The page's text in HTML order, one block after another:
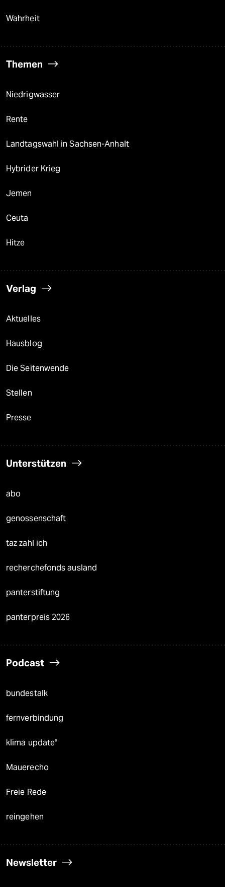
Wahrheit
Themen
Niedrigwasser
Rente
Landtagswahl in Sachsen-Anhalt
Hybrider Krieg
Jemen
Ceuta
Hitze
Verlag
Aktuelles
Hausblog
Die Seitenwende
Stellen
Presse
Unterstützen
abo
genossenschaft
taz zahl ich
recherchefonds ausland
panterstiftung
panterpreis 2026
Podcast
bundestalk
fernverbindung
klima update°
Mauerecho
Freie Rede
reingehen
Newsletter